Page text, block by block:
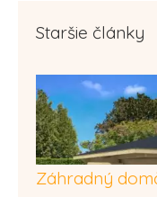
Staršie články
Záhradný